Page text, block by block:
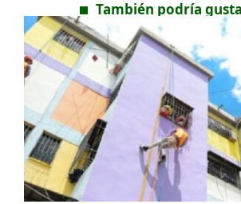
También podría